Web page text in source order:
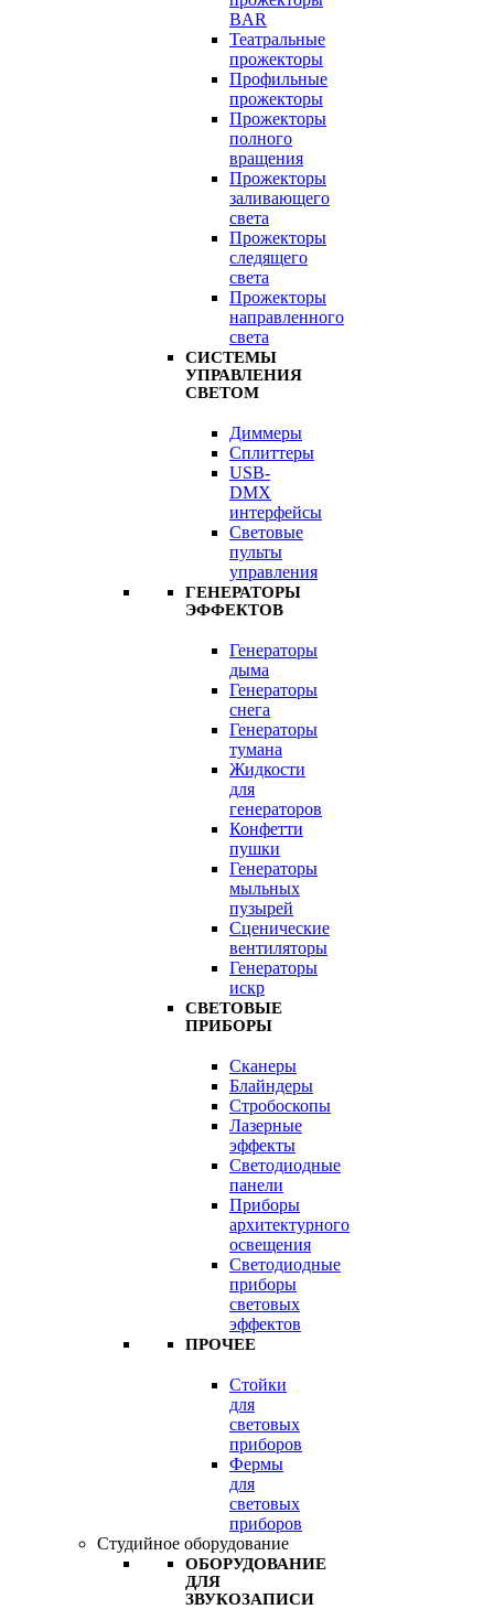
BAR
Театральные
прожекторы
Профильные
прожекторы
Прожекторы
полного
вращения
Прожекторы
заливающего
света
Прожекторы
следящего
света
Прожекторы
направленного
света
СИСТЕМЫ
УПРАВЛЕНИЯ
СВЕТОМ
Диммеры
Сплиттеры
USB-
DMX
интерфейсы
Световые
пульты
управления
ГЕНЕРАТОРЫ
ЭФФЕКТОВ
Генераторы
дыма
Генераторы
снега
Генераторы
тумана
Жидкости
для
генераторов
Конфетти
пушки
Генераторы
мыльных
пузырей
Сценические
вентиляторы
Генераторы
искр
СВЕТОВЫЕ
ПРИБОРЫ
Сканеры
Блайндеры
Стробоскопы
Лазерные
эффекты
Светодиодные
панели
Приборы
архитектурного
освещения
Светодиодные
приборы
световых
эффектов
ПРОЧЕЕ
Стойки
для
световых
приборов
Фермы
для
световых
приборов
Студийное оборудование
ОБОРУДОВАНИЕ
ДЛЯ
ЗВУКОЗАПИСИ